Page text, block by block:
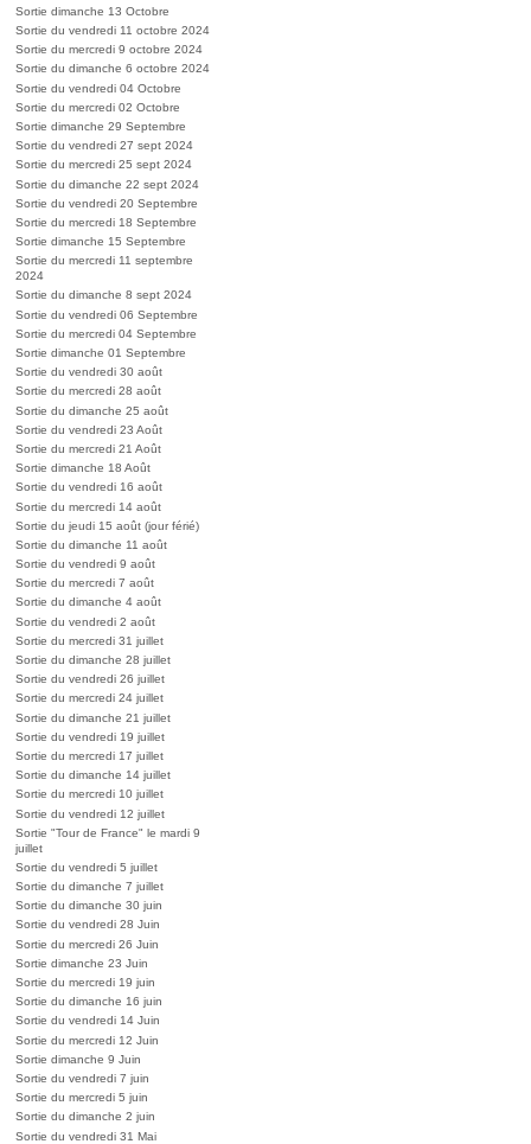
Sortie dimanche 13 Octobre
Sortie du vendredi 11 octobre 2024
Sortie du mercredi 9 octobre 2024
Sortie du dimanche 6 octobre 2024
Sortie du vendredi 04 Octobre
Sortie du mercredi 02 Octobre
Sortie dimanche 29 Septembre
Sortie du vendredi 27 sept 2024
Sortie du mercredi 25 sept 2024
Sortie du dimanche 22 sept 2024
Sortie du vendredi 20 Septembre
Sortie du mercredi 18 Septembre
Sortie dimanche 15 Septembre
Sortie du mercredi 11 septembre
2024
Sortie du dimanche 8 sept 2024
Sortie du vendredi 06 Septembre
Sortie du mercredi 04 Septembre
Sortie dimanche 01 Septembre
Sortie du vendredi 30 août
Sortie du mercredi 28 août
Sortie du dimanche 25 août
Sortie du vendredi 23 Août
Sortie du mercredi 21 Août
Sortie dimanche 18 Août
Sortie du vendredi 16 août
Sortie du mercredi 14 août
Sortie du jeudi 15 août (jour férié)
Sortie du dimanche 11 août
Sortie du vendredi 9 août
Sortie du mercredi 7 août
Sortie du dimanche 4 août
Sortie du vendredi 2 août
Sortie du mercredi 31 juillet
Sortie du dimanche 28 juillet
Sortie du vendredi 26 juillet
Sortie du mercredi 24 juillet
Sortie du dimanche 21 juillet
Sortie du vendredi 19 juillet
Sortie du mercredi 17 juillet
Sortie du dimanche 14 juillet
Sortie du mercredi 10 juillet
Sortie du vendredi 12 juillet
Sortie "Tour de France" le mardi 9
juillet
Sortie du vendredi 5 juillet
Sortie du dimanche 7 juillet
Sortie du dimanche 30 juin
Sortie du vendredi 28 Juin
Sortie du mercredi 26 Juin
Sortie dimanche 23 Juin
Sortie du mercredi 19 juin
Sortie du dimanche 16 juin
Sortie du vendredi 14 Juin
Sortie du mercredi 12 Juin
Sortie dimanche 9 Juin
Sortie du vendredi 7 juin
Sortie du mercredi 5 juin
Sortie du dimanche 2 juin
Sortie du vendredi 31 Mai